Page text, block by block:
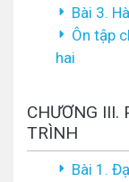
Bài 3.
Ôn tập
hai
CHƯƠNG III.
TRÌNH
Bài 1.